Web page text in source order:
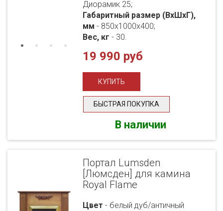
Диорамик 25;
Габаритный размер (ВхШхГ),
мм - 850х1000х400;
Вес, кг - 30.
19 990 руб
БЫСТРАЯ ПОКУПКА
В наличии
Портал Lumsden
[Люмсден] для камина
Royal Flame
Цвет - белый дуб/античный